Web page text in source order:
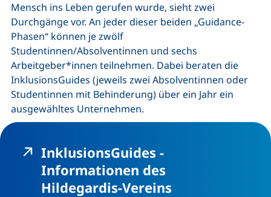
Mensch ins Leben gerufen wurde, sieht zwei
Durchgänge vor. An jeder dieser beiden „Guidance-
Phasen“ können je zwölf
Studentinnen/Absolventinnen und sechs
Arbeitgeber*innen teilnehmen. Dabei beraten die
InklusionsGuides (jeweils zwei Absolventinnen oder
Studentinnen mit Behinderung) über ein Jahr ein
ausgewähltes Unternehmen.
InklusionsGuides -
Informationen des
Hildegardis-Vereins